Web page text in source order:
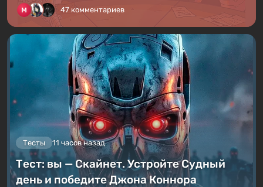
47 комментариев
Тесты 11 часов назад
Тест: вы — Скайнет. Устройте Судный
день и победите Джона Коннора